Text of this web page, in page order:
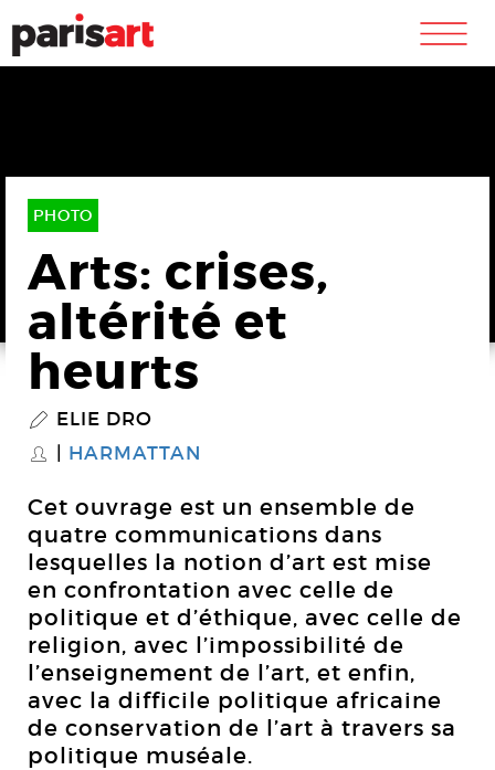
m
PHOTO
Arts: crises,
altérité et
heurts
P ELIE DRO
S HARMATTAN
Cet ouvrage est un ensemble de
quatre communications dans
lesquelles la notion d’art est mise
en confrontation avec celle de
politique et d’éthique, avec celle de
religion, avec l’impossibilité de
l’enseignement de l’art, et enfin,
avec la difficile politique africaine
de conservation de l’art à travers sa
politique muséale.